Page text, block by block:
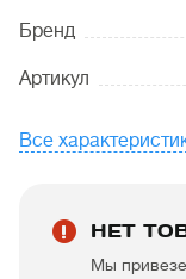
Бренд
Артикул
Все
НЕТ
Мы